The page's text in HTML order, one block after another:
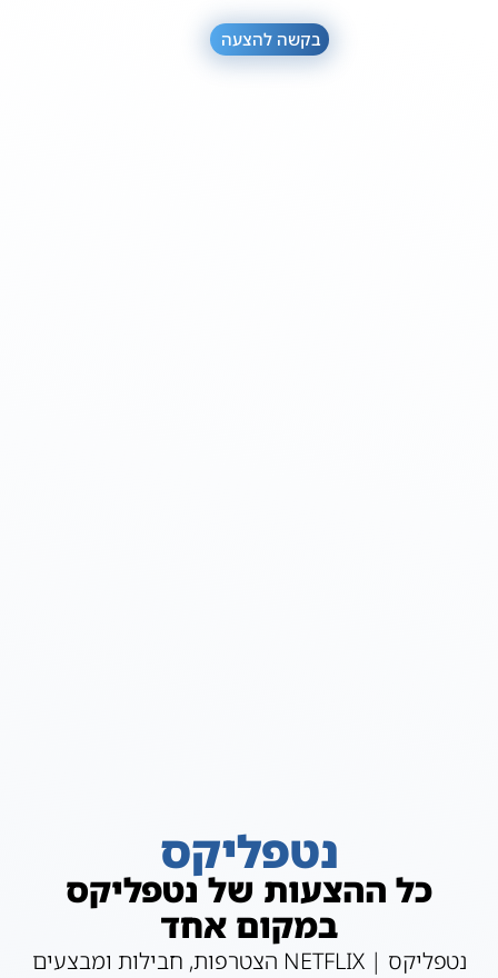
בקשה להצעה
נטפליקס
כל ההצעות של נטפליקס
במקום אחד
נטפליקס | NETFLIX הצטרפות, חבילות ומבצעים